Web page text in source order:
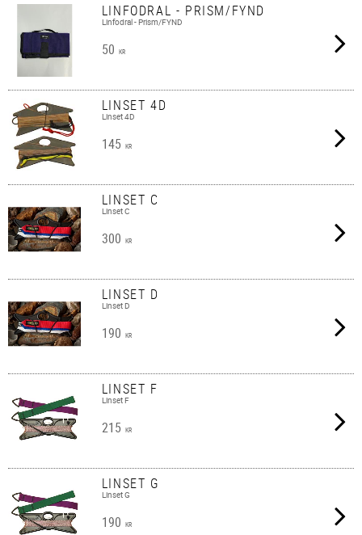
LINFODRAL - PRISM/FYND
Linfodral - Prism/FYND
50 KR
LINSET 4D
Linset 4D
145 KR
LINSET C
Linset C
300 KR
LINSET D
Linset D
190 KR
LINSET F
Linset F
215 KR
LINSET G
Linset G
190 KR